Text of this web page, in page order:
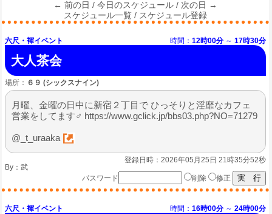
← 前の日 / 今日のスケジュール / 次の日 →
スケジュール一覧 / スケジュール登録
六尺・褌イベント 時間： 12時00分 ～ 17時30分
大人茶会
場所： ６９ (シックスナイン)
月曜、金曜の日中に新宿２丁目で ひっそりと淫靡なカフェ
営業をしてます♂ https://www.gclick.jp/bbs03.php?NO=71279
@_t_uraaka
登録日時：2026年05月25日 21時35分52秒
By： 武
パスワード
削除 修正
六尺・褌イベント 時間： 16時00分 ～ 24時00分